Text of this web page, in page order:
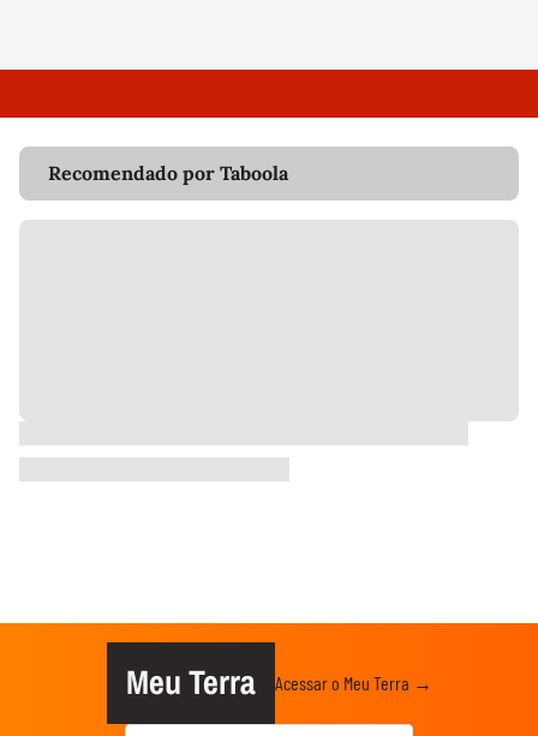
Recomendado por Taboola
Meu Terra Acessar o Meu Terra →